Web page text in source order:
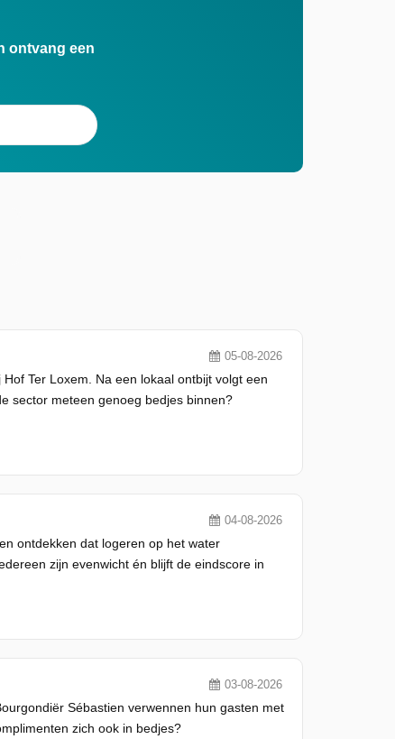
ontvang een
05-08-2026
Ter Loxem. Na een lokaal ontbijt volgt een
sector meteen genoeg bedjes binnen?
04-08-2026
ontdekken dat logeren op het water
zijn evenwicht én blijft de eindscore in
03-08-2026
Sébastien verwennen hun gasten met
zich ook in bedjes?